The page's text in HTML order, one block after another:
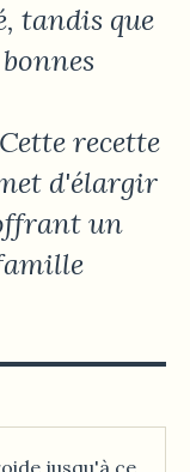
tandis que
recette
d'élargir
un